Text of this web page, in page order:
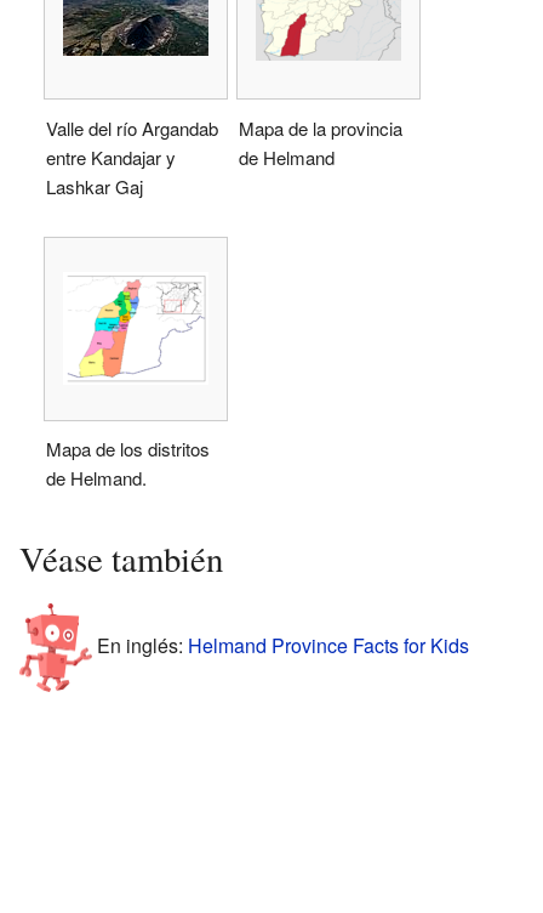
Valle del río Argandab
entre Kandajar y
Lashkar Gaj
Mapa de la provincia
de Helmand
Mapa de los distritos
de Helmand.
Véase también
En inglés: Helmand Province Facts for Kids